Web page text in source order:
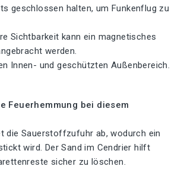
geschlossen halten, um Funkenflug zu
Sichtbarkeit kann ein magnetisches
werden.
Innen- und geschützten Außenbereich.
Feuerhemmung bei diesem
die Sauerstoffzufuhr ab, wodurch ein
wird. Der Sand im Cendrier hilft
sicher zu löschen.